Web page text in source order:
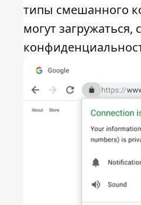
типы смешанного
могут загружаться,